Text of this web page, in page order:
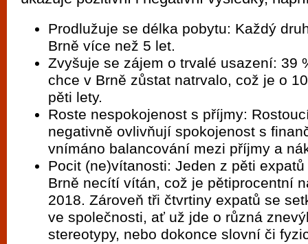
Prodlužuje se délka pobytu: Každý
Brně více než 5 let.
Zvyšuje se zájem o trvalé usazení: 39
chce v Brně zůstat natrvalo, což je o
pěti lety.
Roste nespokojenost s příjmy:
negativně ovlivňují spokojenost s
vnímáno balancování mezi příjmy a
Pocit (ne)vítanosti: Jeden z pěti
Brně necítí vítán, což je pětiprocentní
2018. Zároveň tři čtvrtiny expatů se
ve společnosti, ať už jde o různá
stereotypy, nebo dokonce slovní či